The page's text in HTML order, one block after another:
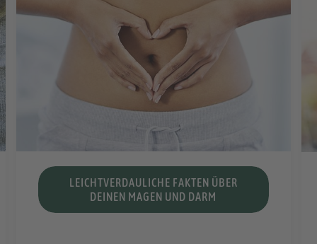
LEICHTVERDAULICHE FAKTEN ÜBER
DEINEN MAGEN UND DARM